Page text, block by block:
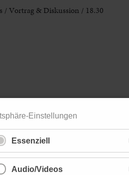
/ Vortrag & Diskussion / 18.30
Einstellungen
Essenziell
Audio/Videos